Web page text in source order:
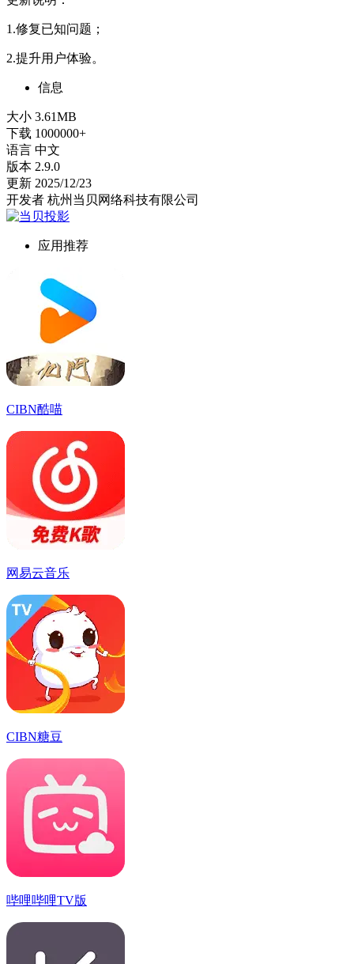
1.修复已知问题；
2.提升用户体验。
信息
大小 3.61MB
下载 1000000+
语言 中文
版本 2.9.0
更新 2025/12/23
开发者 杭州当贝网络科技有限公司
应用推荐
CIBN酷喵
网易云音乐
CIBN糖豆
哔哩哔哩TV版